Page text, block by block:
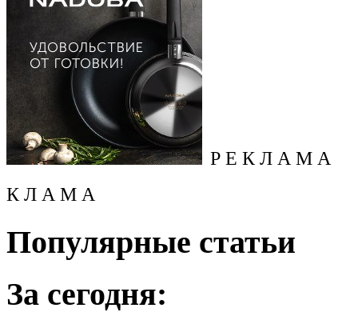
Р Е К Л А М А
К Л А М А
Популярные статьи
За сегодня: